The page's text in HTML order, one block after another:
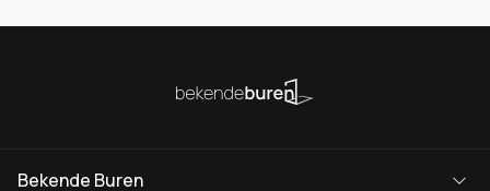
Bekende Buren